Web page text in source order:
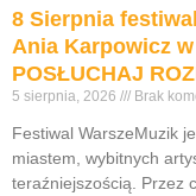
8 Sierpnia
Ania Karpowicz
POSŁUCHAJ
5 sierpnia, 2026 Brak
Festiwal WarszeMuzik
miastem, wybitnych
teraźniejszością. Przez